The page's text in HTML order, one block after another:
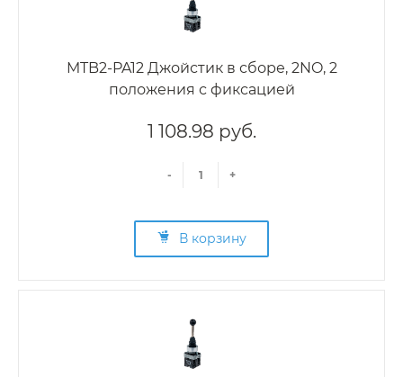
MTB2-PA12 Джойстик в сборе, 2NO, 2
положения с фиксацией
1 108.98 руб.
- +
В корзину